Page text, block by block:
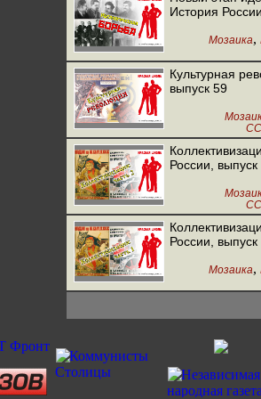
История
Мозаика,
Культурная
выпуск 59
России, выпуск
России, выпуск
Мозаика,